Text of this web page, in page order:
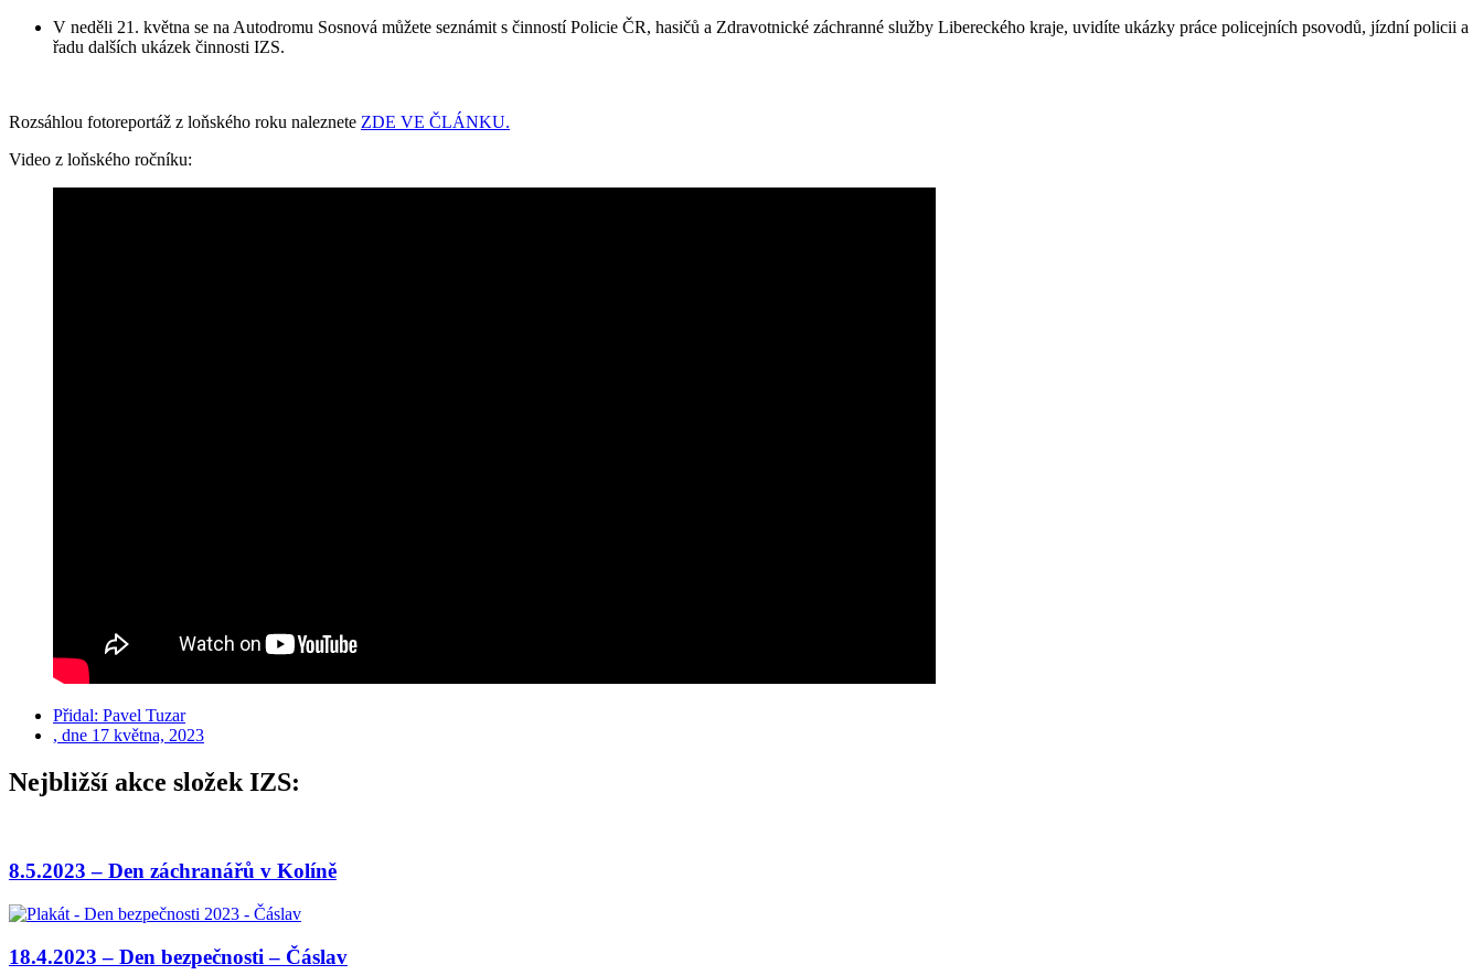
V neděli 21. května se na Autodromu Sosnová můžete seznámit s činností Policie ČR, hasičů a Zdravotnické záchranné služby Libereckého kraje, uvidíte ukázky práce policejních psovodů, jízdní policii a
řadu dalších ukázek činnosti IZS.
Rozsáhlou fotoreportáž z loňského roku naleznete ZDE VE ČLÁNKU.
Video z loňského ročníku:
Přidal: Pavel Tuzar
, dne 17 května, 2023
Nejbližší akce složek IZS:
8.5.2023 – Den záchranářů v Kolíně
18.4.2023 – Den bezpečnosti – Čáslav